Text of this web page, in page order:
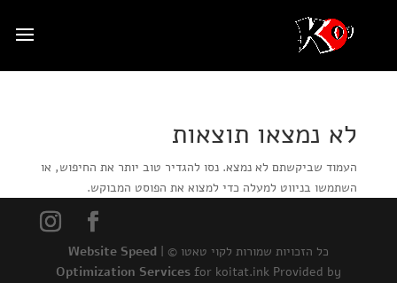
לא נמצאו תוצאות
העמוד שביקשתם לא נמצא. נסו להגדיר טוב יותר את החיפוש, או
השתמשו בניווט למעלה כדי למצוא את הפוסט המבוקש.
כל הזכויות שמורות לקוי טאטו © | Website Speed
Optimization Services for koitat.ink Provided by